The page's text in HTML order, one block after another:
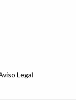
Legal